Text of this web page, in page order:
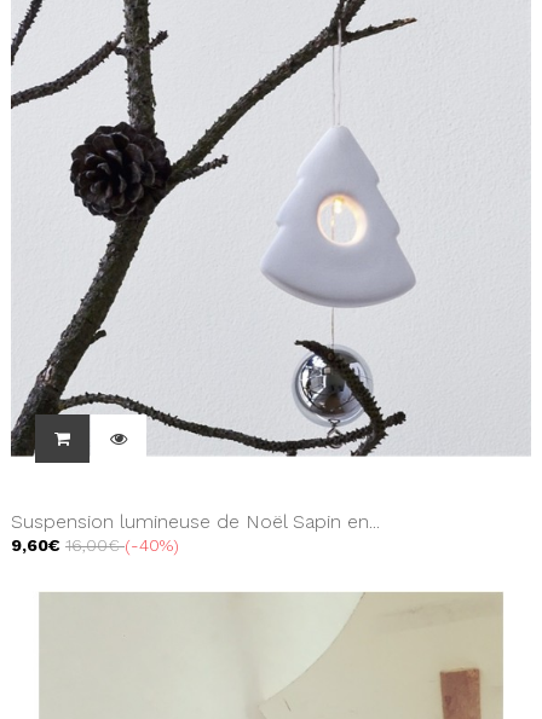
Suspension lumineuse de Noël Sapin en...
9,60€ 16,00€ -40%